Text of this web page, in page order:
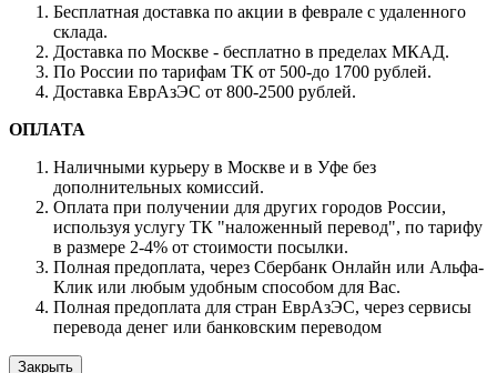
Бесплатная доставка по акции в феврале с удаленного
склада.
Доставка по Москве - бесплатно в пределах МКАД.
По России по тарифам ТК от 500-до 1700 рублей.
Доставка ЕврАзЭС от 800-2500 рублей.
ОПЛАТА
Наличными курьеру в Москве и в Уфе без
дополнительных комиссий.
Оплата при получении для других городов России,
используя услугу ТК "наложенный перевод", по тарифу
в размере 2-4% от стоимости посылки.
Полная предоплата, через Сбербанк Онлайн или Альфа-
Клик или любым удобным способом для Вас.
Полная предоплата для стран ЕврАзЭС, через сервисы
перевода денег или банковским переводом
Закрыть